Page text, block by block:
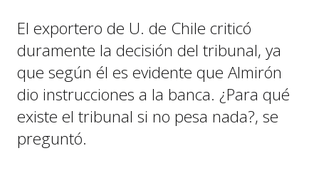
El exportero de U. de Chile criticó
duramente la decisión del tribunal, ya
que según él es evidente que Almirón
dio instrucciones a la banca. ¿Para qué
existe el tribunal si no pesa nada?, se
preguntó.